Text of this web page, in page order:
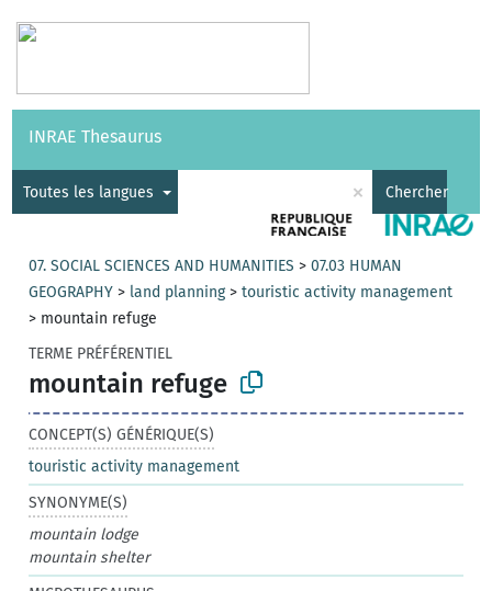
Vocabulaires API
INRAE Thesaurus
Toutes les langues × Chercher
07. SOCIAL SCIENCES AND HUMANITIES >07.03 HUMAN
GEOGRAPHY > land planning>touristic activity management
> mountain refuge
TERME PRÉFÉRENTIEL
mountain refuge
CONCEPT(S) GÉNÉRIQUE(S)
touristic activity management
SYNONYME(S)
mountain lodge
mountain shelter